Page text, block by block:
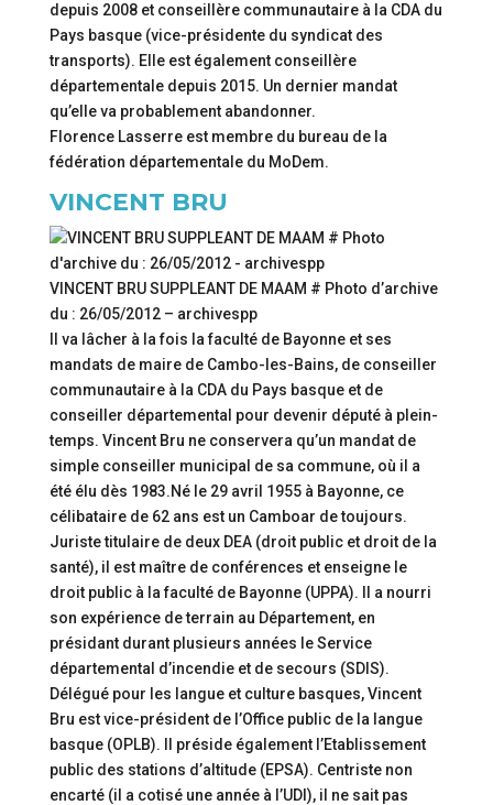
depuis 2008 et conseillère communautaire à la CDA du
Pays basque (vice-présidente du syndicat des
transports). Elle est également conseillère
départementale depuis 2015. Un dernier mandat
qu’elle va probablement abandonner.
Florence Lasserre est membre du bureau de la
fédération départementale du MoDem.
VINCENT BRU
VINCENT BRU SUPPLEANT DE MAAM # Photo d’archive
du : 26/05/2012 – archivespp
Il va lâcher à la fois la faculté de Bayonne et ses
mandats de maire de Cambo-les-Bains, de conseiller
communautaire à la CDA du Pays basque et de
conseiller départemental pour devenir député à plein-
temps. Vincent Bru ne conservera qu’un mandat de
simple conseiller municipal de sa commune, où il a
été élu dès 1983.Né le 29 avril 1955 à Bayonne, ce
célibataire de 62 ans est un Camboar de toujours.
Juriste titulaire de deux DEA (droit public et droit de la
santé), il est maître de conférences et enseigne le
droit public à la faculté de Bayonne (UPPA). Il a nourri
son expérience de terrain au Département, en
présidant durant plusieurs années le Service
départemental d’incendie et de secours (SDIS).
Délégué pour les langue et culture basques, Vincent
Bru est vice-président de l’Office public de la langue
basque (OPLB). Il préside également l’Etablissement
public des stations d’altitude (EPSA). Centriste non
encarté (il a cotisé une année à l’UDI), il ne sait pas